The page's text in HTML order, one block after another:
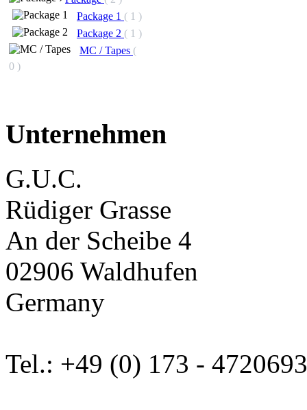
Package 1 ( 1 )
Package 2 ( 1 )
MC / Tapes (
0 )
Unternehmen
G.U.C.
Rüdiger Grasse
An der Scheibe 4
02906 Waldhufen
Germany
Tel.: +49 (0) 173 - 4720693